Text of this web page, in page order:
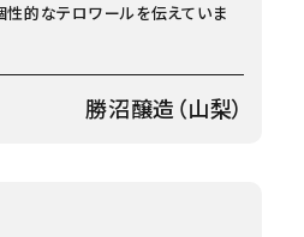
性的なテロワールを伝えていま
勝沼醸造（山梨）